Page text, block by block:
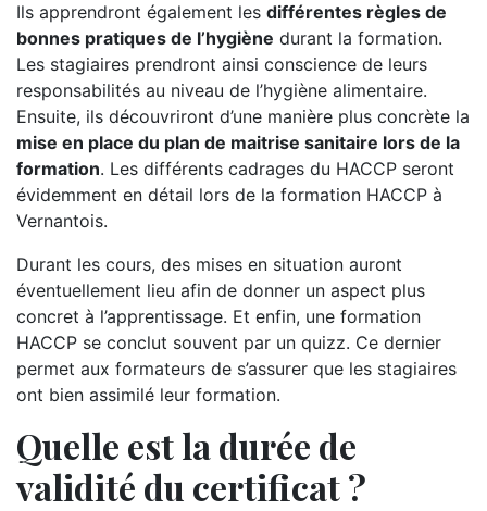
Ils apprendront également les différentes règles de
bonnes pratiques de l’hygiène durant la formation.
Les stagiaires prendront ainsi conscience de leurs
responsabilités au niveau de l’hygiène alimentaire.
Ensuite, ils découvriront d’une manière plus concrète la
mise en place du plan de maitrise sanitaire lors de la
formation. Les différents cadrages du HACCP seront
évidemment en détail lors de la formation HACCP à
Vernantois.
Durant les cours, des mises en situation auront
éventuellement lieu afin de donner un aspect plus
concret à l’apprentissage. Et enfin, une formation
HACCP se conclut souvent par un quizz. Ce dernier
permet aux formateurs de s’assurer que les stagiaires
ont bien assimilé leur formation.
Quelle est la durée de
validité du certificat ?